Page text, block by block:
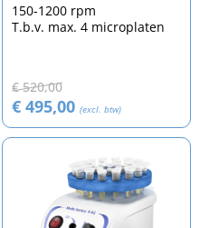
150-1200 rpm
T.b.v. max. 4 microplaten
€ 520,00
€ 495,00 (excl. btw)